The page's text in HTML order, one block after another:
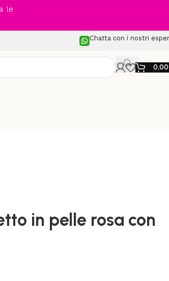
le
Chatta con i nostri
in pelle rosa con